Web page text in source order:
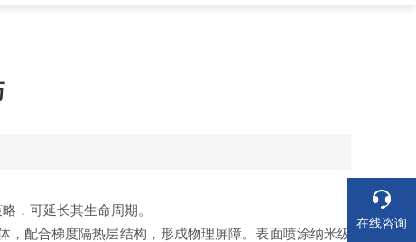
，可延长其生命周期。
配合梯度隔热层结构，形成物理屏障。表面喷涂纳米级
在线咨询